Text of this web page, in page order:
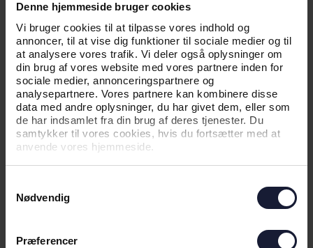
Denne hjemmeside bruger cookies
Vi bruger cookies til at tilpasse vores indhold og
annoncer, til at vise dig funktioner til sociale medier og til
at analysere vores trafik. Vi deler også oplysninger om
din brug af vores website med vores partnere inden for
sociale medier, annonceringspartnere og
analysepartnere. Vores partnere kan kombinere disse
data med andre oplysninger, du har givet dem, eller som
de har indsamlet fra din brug af deres tjenester. Du
samtykker til vores cookies, hvis du fortsætter med at
anvende vores hjemmeside.
Nødvendig
Præferencer
HANSEN + 1: JESPER HANSEN
FORLÆNGER